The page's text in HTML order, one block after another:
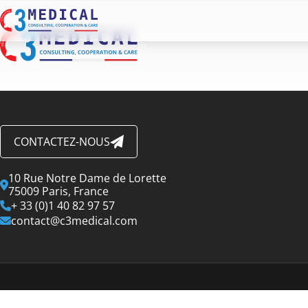
CONTACTEZ-NOUS
10 Rue Notre Dame de Lorette
75009 Paris, France
+ 33 (0)1 40 82 97 57
contact@c3medical.com